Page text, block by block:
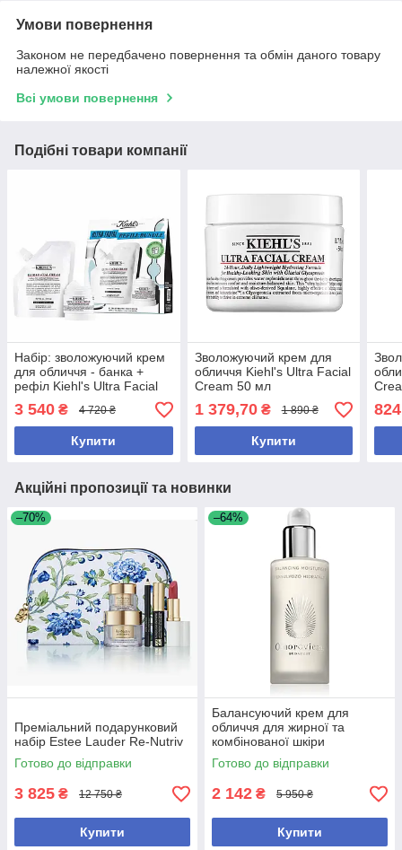
Умови повернення
Законом не передбачено повернення та обмін даного товару
належної якості
Всі умови повернення
Подібні товари компанії
Набір: зволожуючий крем
для обличчя - банка +
рефіл Kiehl's Ultra Facial
Cream Refill Bundle (50 мл
+ 150 мл)
3 540 ₴ 4 720 ₴
Купити
Зволожуючий крем для
обличчя Kiehl's Ultra Facial
Cream 50 мл
1 379,70₴ 1 890 ₴
Купити
Акційні пропозиції та новинки
–70%
Преміальний подарунковий
набір Estee Lauder Re-Nutriv
Готово до відправки
3 825 ₴ 12 750 ₴
Купити
–64%
Балансуючий крем для
обличчя для жирної та
комбінованої шкіри
Omorovicza Balancing
Moisturiser 50 мл
Готово до відправки
2 142 ₴ 5 950 ₴
Купити